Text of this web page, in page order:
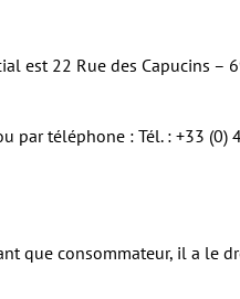
est 22 Rue des Capucins –
par téléphone : Tél. : +33 (0)
que consommateur, il a le